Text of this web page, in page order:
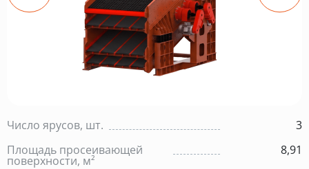
Число ярусов, шт.
3
Площадь просеивающей
поверхности, м²
8,91